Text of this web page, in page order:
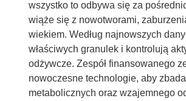
wszystko to odbywa się za
wiąże się z nowotworami,
wiekiem. Według najnowszych
właściwych granulek i kontrolują
odżywcze. Zespół finansowanego
nowoczesne technologie, aby
metabolicznych oraz wzajemnego